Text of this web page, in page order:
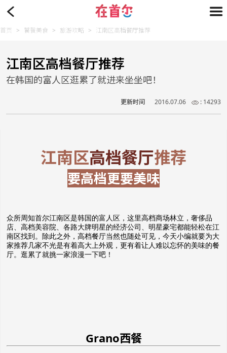
首页 > 饕餮美食 > 旅游攻略 > 江南区高档餐厅推荐
江南区高档餐厅推荐
在韩国的富人区逛累了就进来坐坐吧！
更新时间 2016.07.06 : 14293
江南区高档餐厅推荐
要高档更要美味
众所周知首尔江南区是韩国的富人区，这里高档商场林立，奢侈品
店、高档美容院、各路大牌明星的经济公司、明星豪宅都能轻松在江
南区找到。除此之外，高档餐厅当然也随处可见，今天小编就要为大
家推荐几家不光是有着高大上外观，更有着让人难以忘怀的美味的餐
厅。逛累了就挑一家浪漫一下吧！
Grano西餐